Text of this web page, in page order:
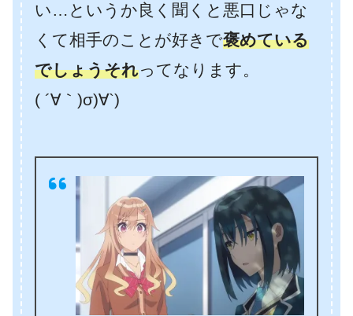
い…というか良く聞くと悪口じゃな
くて相手のことが好きで褒めている
でしょうそれってなります。
( ´∀｀)σ)∀`)